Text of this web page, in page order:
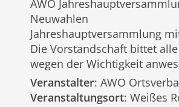
AWO
Neuwahlen
Jahreshauptversammlung
Die Vorstandschaft bittet
wegen der Wichtigkeit
Veranstalter: AWO
Veranstaltungsort: Weißes